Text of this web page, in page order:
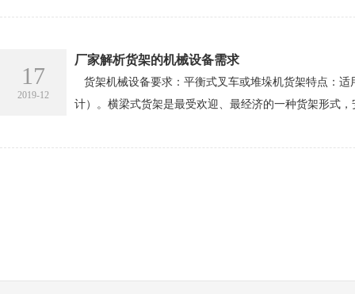
17
2019-12
厂家解析货架的机械设备需求
货架机械设备要求：平衡式叉车或堆垛机货架特点：适
计）。横梁式货架是最受欢迎、最经济的一种货架形式